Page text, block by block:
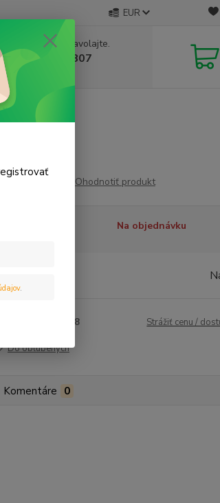
EUR
si rady? Zavolajte.
911 131 807
(Po-Pia, 8-17 hod.)
Ohodnotiť produkt
Na objednávku
0,80 €
1498 Strážiť cenu /
Do obľúbených
Komentáre 0
.